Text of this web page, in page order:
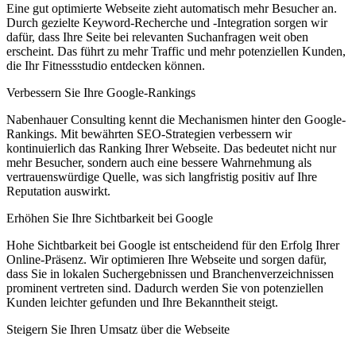
Eine gut optimierte Webseite zieht automatisch mehr Besucher an.
Durch gezielte Keyword-Recherche und -Integration sorgen wir
dafür, dass Ihre Seite bei relevanten Suchanfragen weit oben
erscheint. Das führt zu mehr Traffic und mehr potenziellen Kunden,
die Ihr Fitnessstudio entdecken können.
Verbessern Sie Ihre Google-Rankings
Nabenhauer Consulting kennt die Mechanismen hinter den Google-
Rankings. Mit bewährten SEO-Strategien verbessern wir
kontinuierlich das Ranking Ihrer Webseite. Das bedeutet nicht nur
mehr Besucher, sondern auch eine bessere Wahrnehmung als
vertrauenswürdige Quelle, was sich langfristig positiv auf Ihre
Reputation auswirkt.
Erhöhen Sie Ihre Sichtbarkeit bei Google
Hohe Sichtbarkeit bei Google ist entscheidend für den Erfolg Ihrer
Online-Präsenz. Wir optimieren Ihre Webseite und sorgen dafür,
dass Sie in lokalen Suchergebnissen und Branchenverzeichnissen
prominent vertreten sind. Dadurch werden Sie von potenziellen
Kunden leichter gefunden und Ihre Bekanntheit steigt.
Steigern Sie Ihren Umsatz über die Webseite